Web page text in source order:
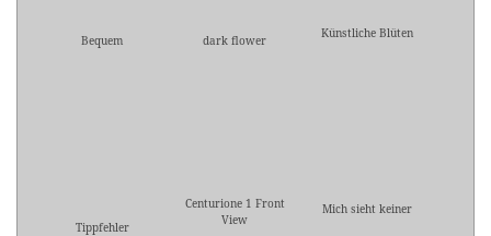
Bequem dark flower Künstliche Blüten
Tippfehler
Centurione 1 Front
View
Mich sieht keiner